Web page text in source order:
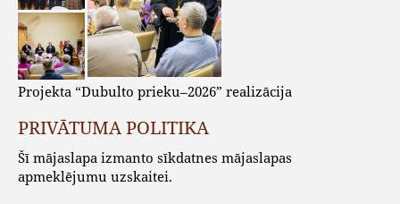
Projekta “Dubulto prieku–2026” realizācija
PRIVĀTUMA POLITIKA
Šī mājaslapa izmanto sīkdatnes mājaslapas
apmeklējumu uzskaitei.